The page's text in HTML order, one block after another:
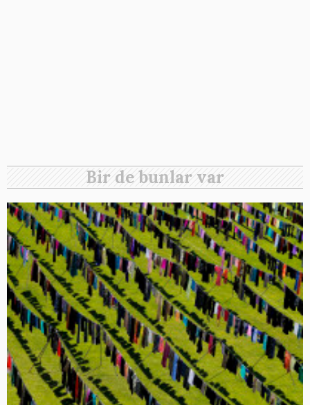
Bir de bunlar var